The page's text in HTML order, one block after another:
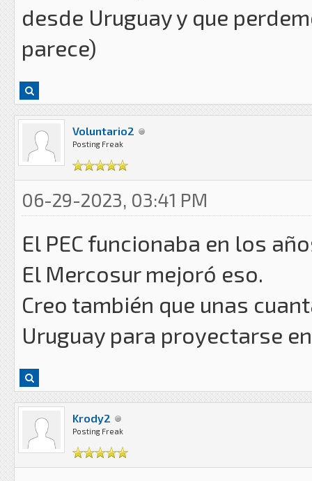
desde Uruguay y que
parece)
Voluntario2
Posting Freak
06-29-2023, 03:41 PM
El PEC funcionaba en los
El Mercosur mejoró eso.
Creo también que unas
Uruguay para proyectarse
Krody2
Posting Freak